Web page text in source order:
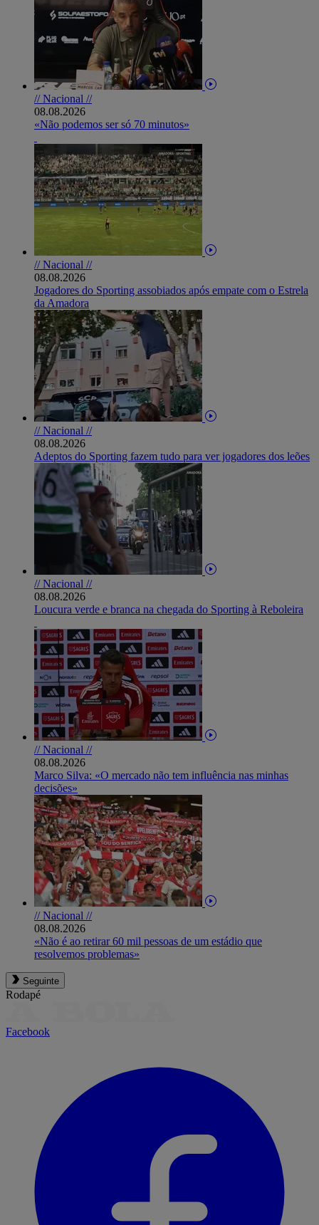
// Nacional //
08.08.2026
«Não podemos ser só 70 minutos»
// Nacional //
08.08.2026
Jogadores do Sporting assobiados após empate com o Estrela
da Amadora
// Nacional //
08.08.2026
Adeptos do Sporting fazem tudo para ver jogadores dos leões
// Nacional //
08.08.2026
Loucura verde e branca na chegada do Sporting à Reboleira
// Nacional //
08.08.2026
Marco Silva: «O mercado não tem influência nas minhas
decisões»
// Nacional //
08.08.2026
«Não é ao retirar 60 mil pessoas de um estádio que
resolvemos problemas»
Seguinte
Rodapé
Facebook